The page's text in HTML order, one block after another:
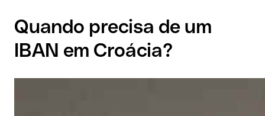
Quando precisa de um
IBAN em Croácia?